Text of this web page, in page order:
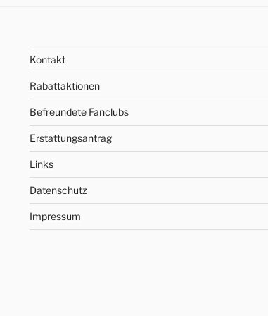
Kontakt
Rabattaktionen
Befreundete Fanclubs
Erstattungsantrag
Links
Datenschutz
Impressum